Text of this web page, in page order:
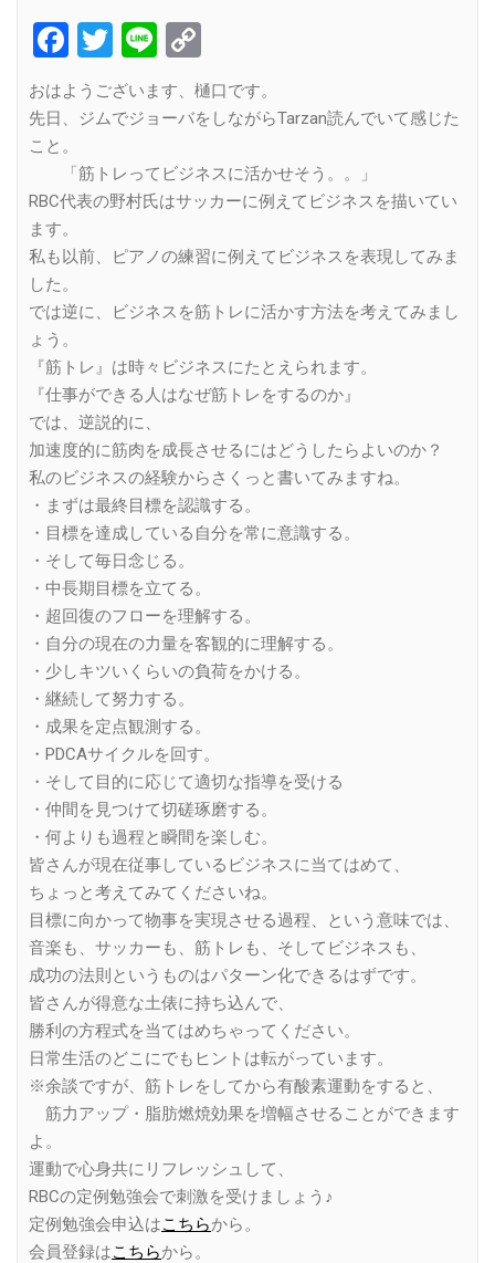
Facebook
Twitter
Line
Link
おはようございます、樋口です。
先日、ジムでジョーバをしながらTarzan読んでいて感じた
こと。
「筋トレってビジネスに活かせそう。。」
RBC代表の野村氏はサッカーに例えてビジネスを描いてい
ます。
私も以前、ピアノの練習に例えてビジネスを表現してみま
した。
では逆に、ビジネスを筋トレに活かす方法を考えてみまし
ょう。
『筋トレ』は時々ビジネスにたとえられます。
『仕事ができる人はなぜ筋トレをするのか』
では、逆説的に、
加速度的に筋肉を成長させるにはどうしたらよいのか？
私のビジネスの経験からさくっと書いてみますね。
・まずは最終目標を認識する。
・目標を達成している自分を常に意識する。
・そして毎日念じる。
・中長期目標を立てる。
・超回復のフローを理解する。
・自分の現在の力量を客観的に理解する。
・少しキツいくらいの負荷をかける。
・継続して努力する。
・成果を定点観測する。
・PDCAサイクルを回す。
・そして目的に応じて適切な指導を受ける
・仲間を見つけて切磋琢磨する。
・何よりも過程と瞬間を楽しむ。
皆さんが現在従事しているビジネスに当てはめて、
ちょっと考えてみてくださいね。
目標に向かって物事を実現させる過程、という意味では、
音楽も、サッカーも、筋トレも、そしてビジネスも、
成功の法則というものはパターン化できるはずです。
皆さんが得意な土俵に持ち込んで、
勝利の方程式を当てはめちゃってください。
日常生活のどこにでもヒントは転がっています。
※余談ですが、筋トレをしてから有酸素運動をすると、
筋力アップ・脂肪燃焼効果を増幅させることができます
よ。
運動で心身共にリフレッシュして、
RBCの定例勉強会で刺激を受けましょう♪
定例勉強会申込はこちらから。
会員登録はこちらから。